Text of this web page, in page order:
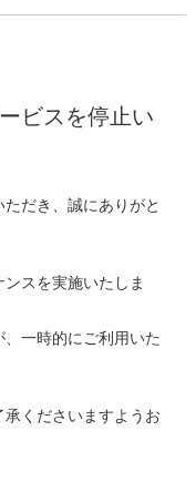
ビスを停止い
だき、誠にありがと
スを実施いたしま
一時的にご利用いた
くださいますようお